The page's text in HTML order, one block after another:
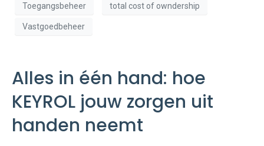
Toegangsbeheer total cost of owndership
Vastgoedbeheer
Alles in één hand: hoe
KEYROL jouw zorgen uit
handen neemt